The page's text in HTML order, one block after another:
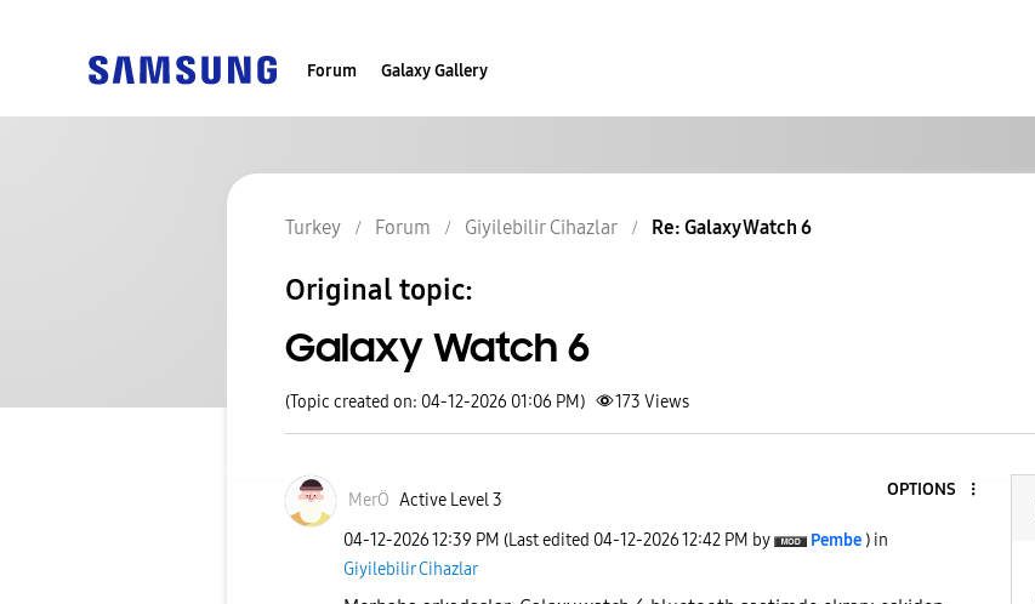
Forum Galaxy Gallery
Turkey Forum Giyilebilir Cihazlar Re: Galaxy Watch 6
Original topic:
Galaxy Watch 6
(Topic created on: 04-12-2026 01:06 PM) 173 Views
MerÖ Active Level 3
OPTIONS
‎04-12-202612:39 PM (Last edited ‎04-12-202612:42 PM by Pembe ) in
Giyilebilir Cihazlar